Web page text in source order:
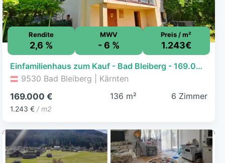
Rendite
2,6 %
MWV
- 6 %
Preis / m²
1.243€
Einfamilienhaus zum Kauf - Bad Bleiberg - 169.000 € - 6 Zimmer, 136 m², 1.119 m² Grundstück, frei ab sofort
9530 Bad Bleiberg | Kärnten
169.000 €
1.243 € / m2
136 m² 6 Zimmer